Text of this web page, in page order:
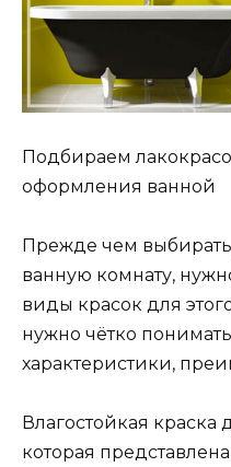
Подбираем
оформления ванной
Прежде чем
ванную комнату,
виды красок для
нужно чётко
характеристики,
Влагостойкая
которая